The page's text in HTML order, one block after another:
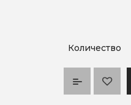
Количество